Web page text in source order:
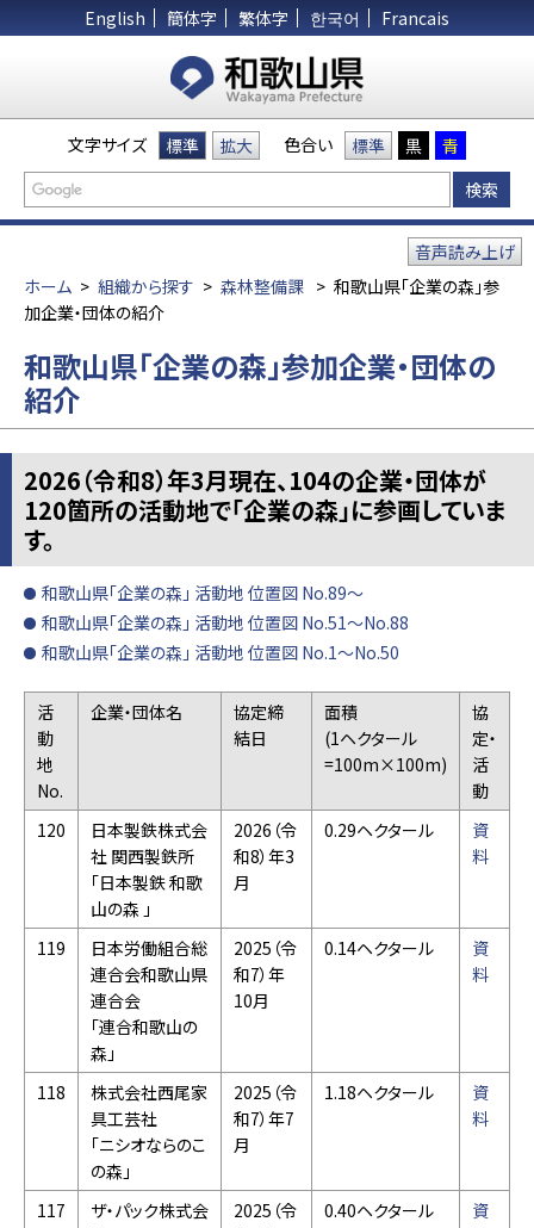
English 簡体字 繁体字 한국어 Francais
文字サイズ 標準 拡大 色合い 標準 黒 青
ホーム > 組織から探す > 森林整備課 > 和歌山県「企業の森」参
加企業・団体の紹介
音声読み上げ
和歌山県「企業の森」参加企業・団体の
紹介
2026（令和8）年3月現在、104の企業・団体が
120箇所の活動地で「企業の森」に参画していま
す。
和歌山県「企業の森」 活動地 位置図 No.89～
和歌山県「企業の森」 活動地 位置図 No.51～No.88
和歌山県「企業の森」 活動地 位置図 No.1～No.50
活
動
地
No.
企業・団体名
協定締
結日
面積
(1ヘクタール
=100m×100m)
協
定・
活
動
120
日本製鉄株式会
社 関西製鉄所
「日本製鉄 和歌
山の森 」
2026（令
和8）年3
月
0.29ヘクタール
資
料
119
日本労働組合総
連合会和歌山県
連合会
「連合和歌山の
森」
2025（令
和7）年
10月
0.14ヘクタール
資
料
118
株式会社西尾家
具工芸社
「ニシオならのこ
の森」
2025（令
和7）年7
月
1.18ヘクタール
資
料
117
ザ・パック株式会
2025（令
0.40ヘクタール
資